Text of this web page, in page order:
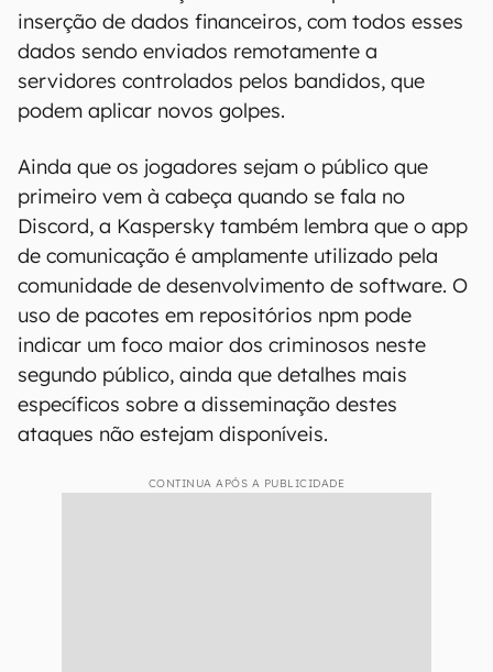
inserção de dados financeiros, com todos esses
dados sendo enviados remotamente a
servidores controlados pelos bandidos, que
podem aplicar novos golpes.
Ainda que os jogadores sejam o público que
primeiro vem à cabeça quando se fala no
Discord, a Kaspersky também lembra que o app
de comunicação é amplamente utilizado pela
comunidade de desenvolvimento de software. O
uso de pacotes em repositórios npm pode
indicar um foco maior dos criminosos neste
segundo público, ainda que detalhes mais
específicos sobre a disseminação destes
ataques não estejam disponíveis.
CONTINUA APÓS A PUBLICIDADE